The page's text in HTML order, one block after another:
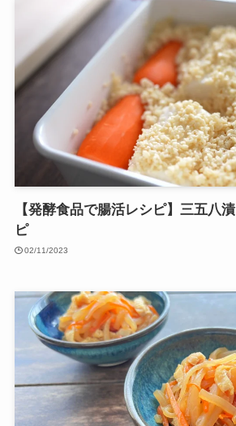
【発酵食品で腸活レシピ】三五八
ピ
02/11/2023